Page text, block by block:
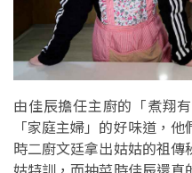
由佳辰擔任主廚的「煮翔
「家庭主婦」的好味道，
時二廚文廷拿出姑姑的祖